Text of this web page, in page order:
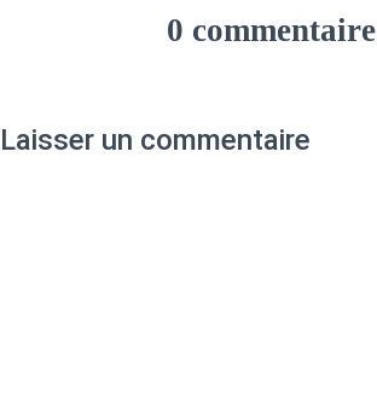
0 commentaire
Laisser un commentaire